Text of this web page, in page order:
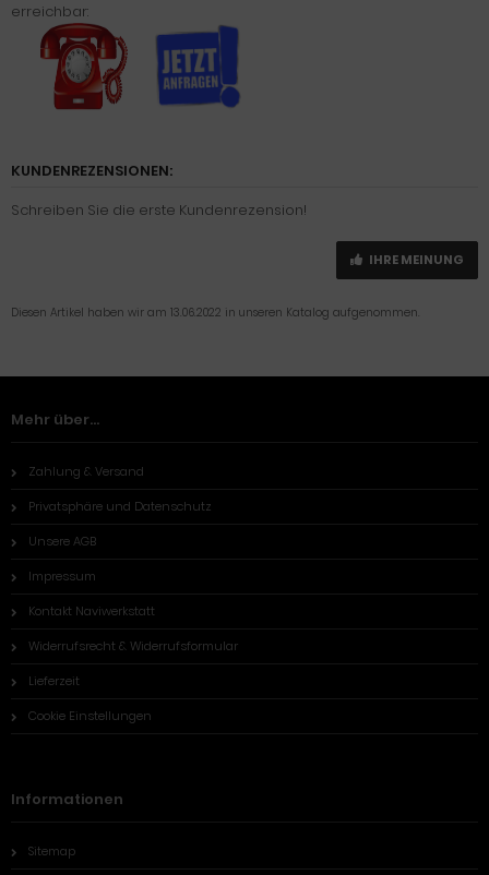
erreichbar:
KUNDENREZENSIONEN:
Schreiben Sie die erste Kundenrezension!
IHRE MEINUNG
Diesen Artikel haben wir am 13.06.2022 in unseren Katalog aufgenommen.
Mehr über...
Zahlung & Versand
Privatsphäre und Datenschutz
Unsere AGB
Impressum
Kontakt Naviwerkstatt
Widerrufsrecht & Widerrufsformular
Lieferzeit
Cookie Einstellungen
Informationen
Sitemap